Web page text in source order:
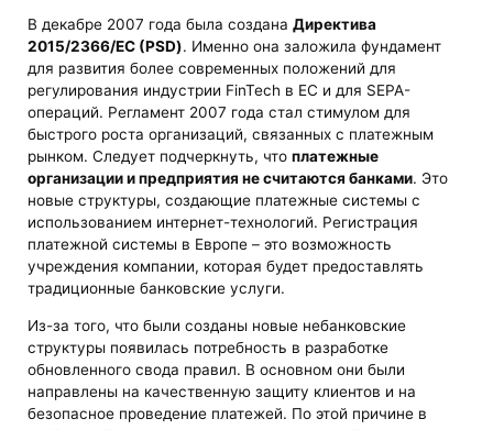
В декабре 2007 года была созданаДиректива
2015/2366/ЕС (PSD). Именно она заложила фундамент
для развития более современных положений для
регулирования индустрии FinTech в ЕС и для SEPA-
операций. Регламент 2007 года стал стимулом для
быстрого роста организаций, связанных с платежным
рынком. Следует подчеркнуть, чтоплатежные
организации и предприятия не считаются банками. Это
новые структуры, создающие платежные системы с
использованием интернет-технологий. Регистрация
платежной системы в Европе –‌ ‌это возможность
учреждения компании, которая будет предоставлять
традиционные банковские услуги.
Из-за того, что были созданы новые небанковские
структуры появилась потребность в разработке
обновленного свода правил. В основном они были
направлены на качественную защиту клиентов и на
безопасное проведение платежей. По этой причине в